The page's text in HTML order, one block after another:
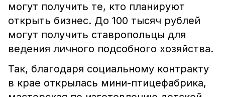
могут получить те, кто планируют
открыть бизнес. До 100 тысяч рублей
могут получить ставропольцы для
ведения личного подсобного хозяйства.
Так, благодаря социальному контракту
в крае открылась мини-птицефабрика,